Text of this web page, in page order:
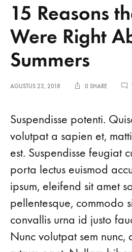
15 Reasons
Were Right
Summers
AGUSTUS 23, 2018 0 SHARE
Suspendisse potenti.
volutpat a sapien et,
est. Suspendisse feugiat
porta lectus euismod
ipsum, eleifend sit amet
pellentesque, commodo
convallis urna id justo
Nunc volutpat sem nunc,